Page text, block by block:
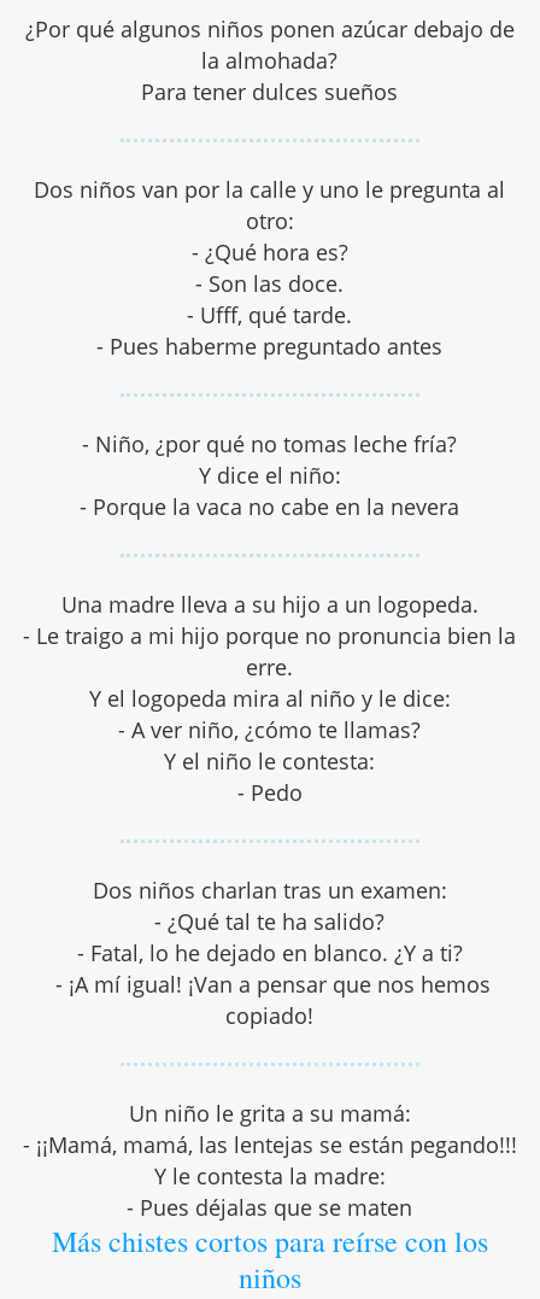
¿Por qué algunos niños ponen azúcar debajo de
la almohada?
Para tener dulces sueños
Dos niños van por la calle y uno le pregunta al
otro:
- ¿Qué hora es?
- Son las doce.
- Ufff, qué tarde.
- Pues haberme preguntado antes
- Niño, ¿por qué no tomas leche fría?
Y dice el niño:
- Porque la vaca no cabe en la nevera
Una madre lleva a su hijo a un logopeda.
- Le traigo a mi hijo porque no pronuncia bien la
erre.
Y el logopeda mira al niño y le dice:
- A ver niño, ¿cómo te llamas?
Y el niño le contesta:
- Pedo
Dos niños charlan tras un examen:
- ¿Qué tal te ha salido?
- Fatal, lo he dejado en blanco. ¿Y a ti?
- ¡A mí igual! ¡Van a pensar que nos hemos
copiado!
Un niño le grita a su mamá:
- ¡¡Mamá, mamá, las lentejas se están pegando!!!
Y le contesta la madre:
- Pues déjalas que se maten
Más chistes cortos para reírse con los
niños